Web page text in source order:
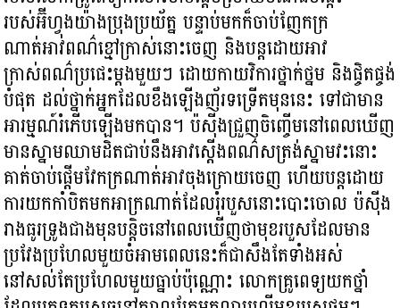
របស់អ៊ីហ្វុងយ៉ាងប្រុងប្រយ័ត្ន បន្ទាប់មកក៏ចាប់ញែកក្រ
ណាត់អាវពណ៌ខ្មៅក្រាស់នោះចេញ និងបន្តដោយអាវ
ក្រាស់ពណ៌ប្រផេះម្ដងមួយៗ ដោយកាយវិការថ្នាក់ថ្នម និងផ្ចិតផ្ចង់
បំផុត ដល់ថ្នាក់អ្នកដែលខឹងឡើងញ័រទទ្រើតមុននេះ ទៅជាមាន
អារម្មណ៍រំភើបឡើងមកបាន។ ប៉ស៊ីងជ្រួញចិញ្ចើមនៅពេលឃើញ
មានស្នាមឈាមដិតជាប់នឹងអាវស្ដើងពណ៌សត្រង់ស្នាមវះនោះ
គាត់ចាប់ផ្ដើមវែកក្រណាត់អាវចុងក្រោយចេញ ហើយបន្តដោយ
ការយកកាំបិតមកអាក្រណាត់ដែលរុំរបួសនោះបោះចោល ប៉ស៊ីង
រាងធូរទ្រូងជាងមុនបន្តិចនៅពេលឃើញថាមុខរបួសដែលមាន
ប្រវែងប្រហែលមួយចំអាមពេលនេះក៏ជាសឹងតែទាំងអស់
នៅសល់តែប្រហែលមួយធ្នាប់ប៉ុណ្ណោះ លោកគ្រូពេទ្យយកថ្នាំ